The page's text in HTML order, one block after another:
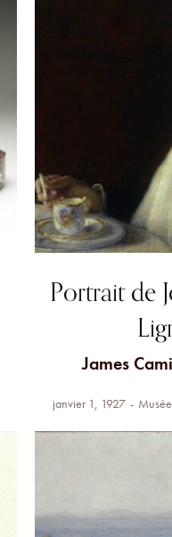
Portrait de
James
janvier 1, 1927